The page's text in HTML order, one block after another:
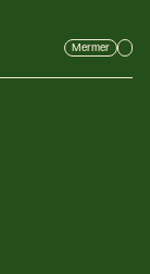
Mermer